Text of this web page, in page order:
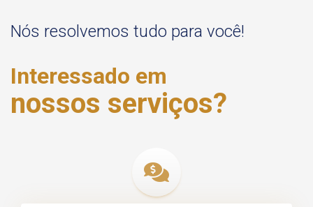
Nós resolvemos tudo para você!
Interessado em
nossos serviços?